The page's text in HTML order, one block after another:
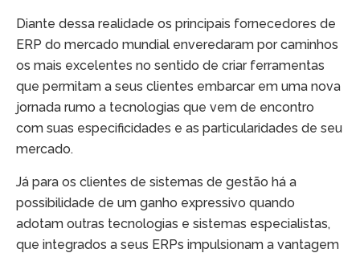
Diante dessa realidade os principais fornecedores de
ERP do mercado mundial enveredaram por caminhos
os mais excelentes no sentido de criar ferramentas
que permitam a seus clientes embarcar em uma nova
jornada rumo a tecnologias que vem de encontro
com suas especificidades e as particularidades de seu
mercado.
Já para os clientes de sistemas de gestão há a
possibilidade de um ganho expressivo quando
adotam outras tecnologias e sistemas especialistas,
que integrados a seus ERPs impulsionam a vantagem